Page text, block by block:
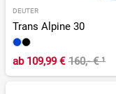
DEUTER
Trans Alpine 30
ab109,99 € 160,- €¹